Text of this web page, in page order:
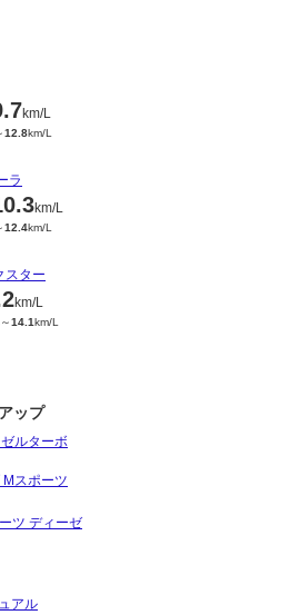
～14.1km/L
km/L
12.8km/L
ラ
km/L
12.4km/L
スター
km/L
～14.1km/L
ップ
ルターボ
スポーツ
ツ ディーゼ
アル